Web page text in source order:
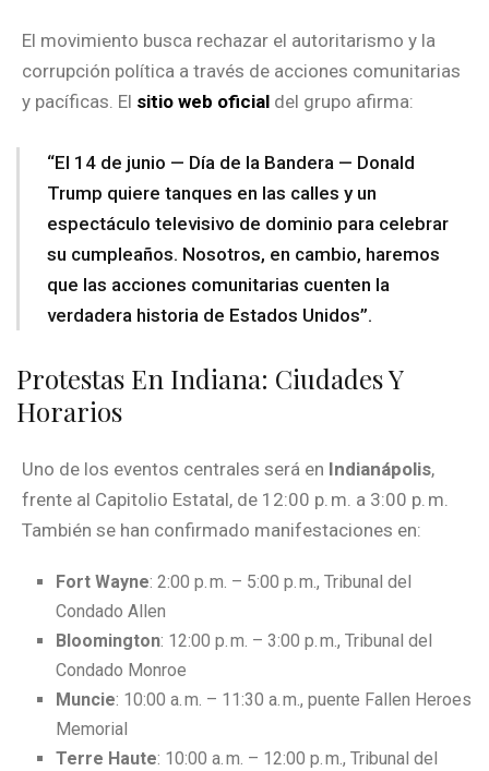
El movimiento busca rechazar el autoritarismo y la
corrupción política a través de acciones comunitarias
y pacíficas. El sitio web oficial del grupo afirma:
“El 14 de junio — Día de la Bandera — Donald
Trump quiere tanques en las calles y un
espectáculo televisivo de dominio para celebrar
su cumpleaños. Nosotros, en cambio, haremos
que las acciones comunitarias cuenten la
verdadera historia de Estados Unidos”.
Protestas En Indiana: Ciudades Y
Horarios
Uno de los eventos centrales será en Indianápolis,
frente al Capitolio Estatal, de 12:00 p. m. a 3:00 p. m.
También se han confirmado manifestaciones en:
Fort Wayne: 2:00 p. m. – 5:00 p. m., Tribunal del
Condado Allen
Bloomington: 12:00 p. m. – 3:00 p. m., Tribunal del
Condado Monroe
Muncie: 10:00 a. m. – 11:30 a. m., puente Fallen Heroes
Memorial
Terre Haute: 10:00 a. m. – 12:00 p. m., Tribunal del